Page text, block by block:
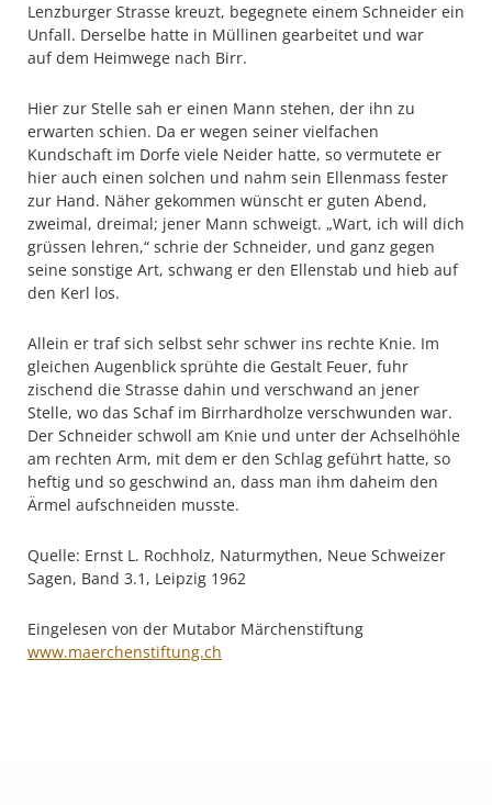
Lenzburger Strasse kreuzt, begegnete einem Schneider ein
Unfall. Derselbe hatte in Müllinen gearbeitet und war
auf dem Heimwege nach Birr.
Hier zur Stelle sah er einen Mann stehen, der ihn zu
erwarten schien. Da er wegen seiner vielfachen
Kundschaft im Dorfe viele Neider hatte, so vermutete er
hier auch einen solchen und nahm sein Ellenmass fester
zur Hand. Näher gekommen wünscht er guten Abend,
zweimal, dreimal; jener Mann schweigt. „Wart, ich will dich
grüssen lehren,“ schrie der Schneider, und ganz gegen
seine sonstige Art, schwang er den Ellenstab und hieb auf
den Kerl los.
Allein er traf sich selbst sehr schwer ins rechte Knie. Im
gleichen Augenblick sprühte die Gestalt Feuer, fuhr
zischend die Strasse dahin und verschwand an jener
Stelle, wo das Schaf im Birrhardholze verschwunden war.
Der Schneider schwoll am Knie und unter der Achselhöhle
am rechten Arm, mit dem er den Schlag geführt hatte, so
heftig und so geschwind an, dass man ihm daheim den
Ärmel aufschneiden musste.
Quelle: Ernst L. Rochholz, Naturmythen, Neue Schweizer
Sagen, Band 3.1, Leipzig 1962
Eingelesen von der Mutabor Märchenstiftung
www.maerchenstiftung.ch